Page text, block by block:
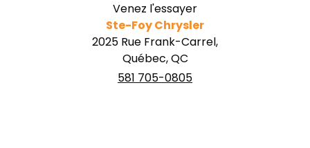
Venez l'essayer
Ste-Foy Chrysler
2025 Rue Frank-Carrel,
Québec, QC
581 705-0805